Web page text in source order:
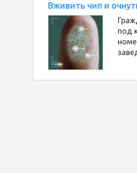
Вживить чип и
под